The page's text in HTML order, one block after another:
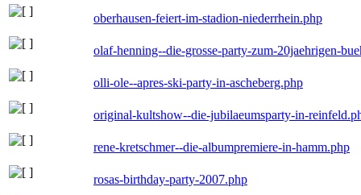
oberhausen-feiert-im-stadion-niederrhein.php
olaf-henning--die-grosse-party-zum-20jaehrigen-
olli-ole--apres-ski-party-in-ascheberg.php
original-kultshow--die-jubilaeumsparty-in-
rene-kretschmer--die-albumpremiere-in-hamm.php
rosas-birthday-party-2007.php